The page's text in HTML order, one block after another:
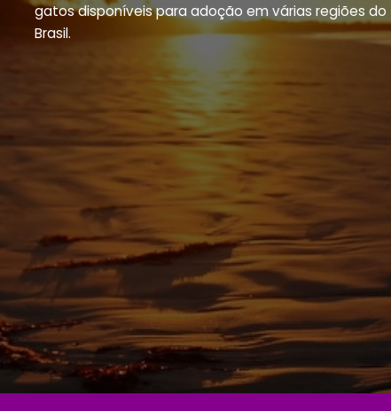
gatos disponíveis para adoção em várias regiões do
Brasil.